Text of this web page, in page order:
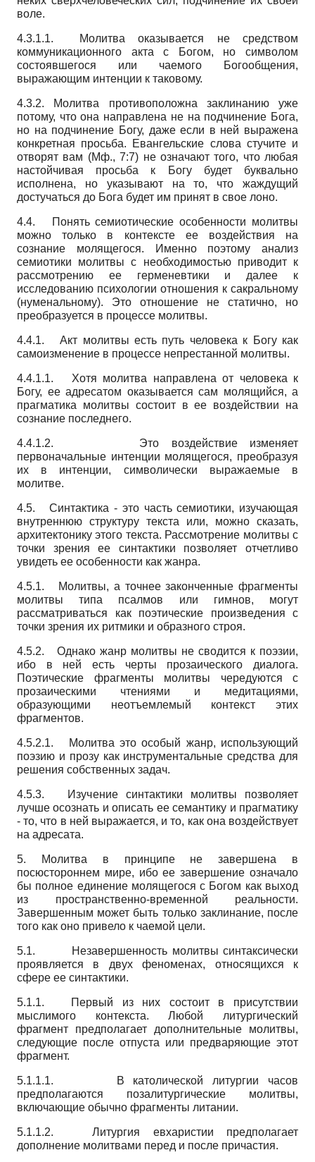
воле.
4.3.1.1. Молитва оказывается не средством
коммуникационного акта с Богом, но символом
состоявшегося или чаемого Богообщения,
выражающим интенции к таковому.
4.3.2. Молитва противоположна заклинанию уже
потому, что она направлена не на подчинение Бога,
но на подчинение Богу, даже если в ней выражена
конкретная просьба. Евангельские слова стучите и
отворят вам (Мф., 7:7) не означают того, что любая
настойчивая просьба к Богу будет буквально
исполнена, но указывают на то, что жаждущий
достучаться до Бога будет им принят в свое лоно.
4.4. Понять семиотические особенности молитвы
можно только в контексте ее воздействия на
сознание молящегося. Именно поэтому анализ
семиотики молитвы с необходимостью приводит к
рассмотрению ее герменевтики и далее к
исследованию психологии отношения к сакральному
(нуменальному). Это отношение не статично, но
преобразуется в процессе молитвы.
4.4.1. Акт молитвы есть путь человека к Богу как
самоизменение в процессе непрестанной молитвы.
4.4.1.1. Хотя молитва направлена от человека к
Богу, ее адресатом оказывается сам молящийся, а
прагматика молитвы состоит в ее воздействии на
сознание последнего.
4.4.1.2. Это воздействие изменяет
первоначальные интенции молящегося, преобразуя
их в интенции, символически выражаемые в
молитве.
4.5. Синтактика - это часть семиотики, изучающая
внутреннюю структуру текста или, можно сказать,
архитектонику этого текста. Рассмотрение молитвы с
точки зрения ее синтактики позволяет отчетливо
увидеть ее особенности как жанра.
4.5.1. Молитвы, а точнее законченные фрагменты
молитвы типа псалмов или гимнов, могут
рассматриваться как поэтические произведения с
точки зрения их ритмики и образного строя.
4.5.2. Однако жанр молитвы не сводится к поэзии,
ибо в ней есть черты прозаического диалога.
Поэтические фрагменты молитвы чередуются с
прозаическими чтениями и медитациями,
образующими неотъемлемый контекст этих
фрагментов.
4.5.2.1. Молитва это особый жанр, использующий
поэзию и прозу как инструментальные средства для
решения собственных задач.
4.5.3. Изучение синтактики молитвы позволяет
лучше осознать и описать ее семантику и прагматику
- то, что в ней выражается, и то, как она воздействует
на адресата.
5. Молитва в принципе не завершена в
посюстороннем мире, ибо ее завершение означало
бы полное единение молящегося с Богом как выход
из пространственно-временной реальности.
Завершенным может быть только заклинание, после
того как оно привело к чаемой цели.
5.1. Незавершенность молитвы синтаксически
проявляется в двух феноменах, относящихся к
сфере ее синтактики.
5.1.1. Первый из них состоит в присутствии
мыслимого контекста. Любой литургический
фрагмент предполагает дополнительные молитвы,
следующие после отпуста или предваряющие этот
фрагмент.
5.1.1.1. В католической литургии часов
предполагаются позалитургические молитвы,
включающие обычно фрагменты литании.
5.1.1.2. Литургия евхаристии предполагает
дополнение молитвами перед и после причастия.